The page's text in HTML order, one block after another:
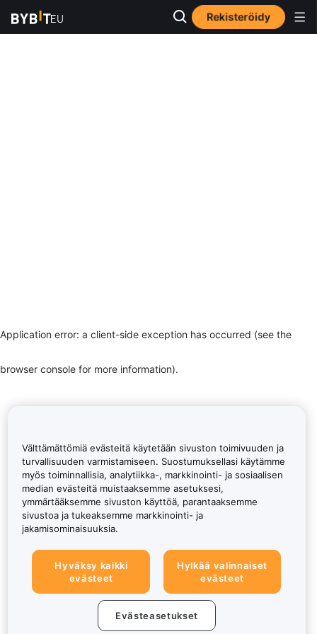
Rekisteröidy
Application error: a client-side exception has occurred (see the
browser console for more information).
Välttämättömiä evästeitä käytetään sivuston toimivuuden ja
turvallisuuden varmistamiseen. Suostumuksellasi käytämme
myös toiminnallisia, analytiikka-, markkinointi- ja sosiaalisen
median evästeitä muistaaksemme asetuksesi,
ymmärtääksemme sivuston käyttöä, parantaaksemme
sivustoa ja tukeaksemme markkinointi- ja
jakamisominaisuuksia.
Hyväksy kaikki
evästeet
Hylkää valinnaiset
evästeet
Evästeasetukset